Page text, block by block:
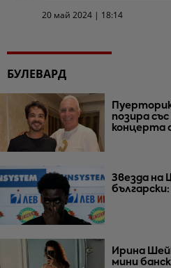
20 май 2024 | 18:14
БУЛЕВАРД
позира
концерта
Звезда на
Ирина
мини